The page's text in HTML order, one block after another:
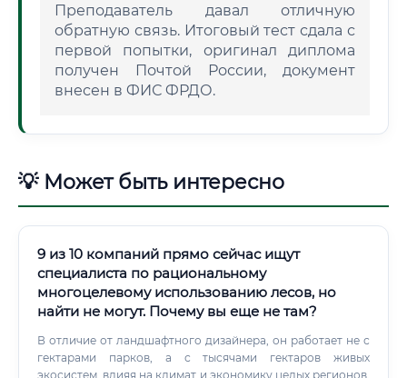
Преподаватель давал отличную
обратную связь. Итоговый тест сдала с
первой попытки, оригинал диплома
получен Почтой России, документ
внесен в ФИС ФРДО.
💡 Может быть интересно
9 из 10 компаний прямо сейчас ищут
специалиста по рациональному
многоцелевому использованию лесов, но
найти не могут. Почему вы еще не там?
В отличие от ландшафтного дизайнера, он работает не с
гектарами парков, а с тысячами гектаров живых
экосистем, влияя на климат и экономику целых регионов.